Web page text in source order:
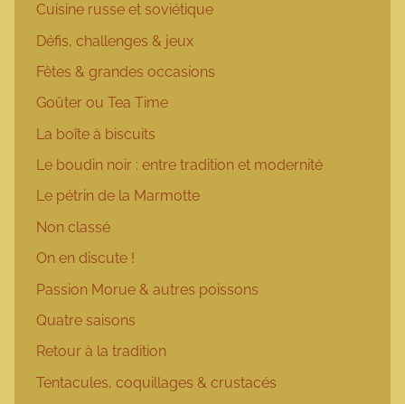
Cuisine russe et soviétique
Défis, challenges & jeux
Fêtes & grandes occasions
Goûter ou Tea Time
La boîte à biscuits
Le boudin noir : entre tradition et modernité
Le pétrin de la Marmotte
Non classé
On en discute !
Passion Morue & autres poissons
Quatre saisons
Retour à la tradition
Tentacules, coquillages & crustacés